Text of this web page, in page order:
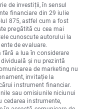
de investiții, în sensul
financiare din 29 iulie
875, astfel cum a fost
pregătită cu cea mai
cunoscute autorului la
de evaluare.
a lua în considerare
și nu prezintă
de marketing nu
invitație la
instrument financiar.
sau omisiunile niciunui
cedarea instrumente,